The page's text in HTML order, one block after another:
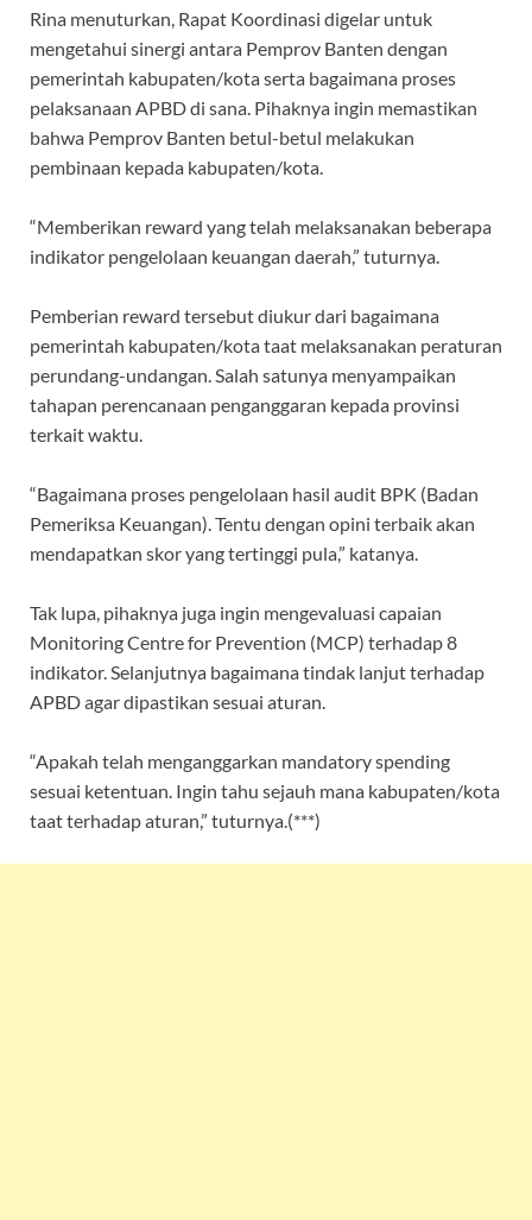
Rina menuturkan, Rapat Koordinasi digelar untuk
mengetahui sinergi antara Pemprov Banten dengan
pemerintah kabupaten/kota serta bagaimana proses
pelaksanaan APBD di sana. Pihaknya ingin memastikan
bahwa Pemprov Banten betul-betul melakukan
pembinaan kepada kabupaten/kota.
“Memberikan reward yang telah melaksanakan beberapa
indikator pengelolaan keuangan daerah,” tuturnya.
Pemberian reward tersebut diukur dari bagaimana
pemerintah kabupaten/kota taat melaksanakan peraturan
perundang-undangan. Salah satunya menyampaikan
tahapan perencanaan penganggaran kepada provinsi
terkait waktu.
“Bagaimana proses pengelolaan hasil audit BPK (Badan
Pemeriksa Keuangan). Tentu dengan opini terbaik akan
mendapatkan skor yang tertinggi pula,” katanya.
Tak lupa, pihaknya juga ingin mengevaluasi capaian
Monitoring Centre for Prevention (MCP) terhadap 8
indikator. Selanjutnya bagaimana tindak lanjut terhadap
APBD agar dipastikan sesuai aturan.
“Apakah telah menganggarkan mandatory spending
sesuai ketentuan. Ingin tahu sejauh mana kabupaten/kota
taat terhadap aturan,” tuturnya.(***)